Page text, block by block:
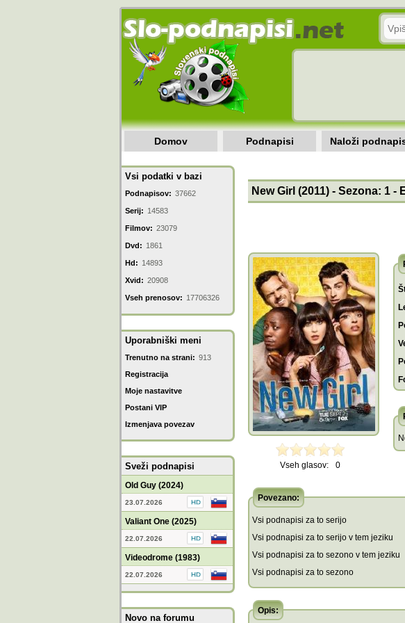
Domov Podnapisi Naloži
Vsi podatki v bazi
Podnapisov: 37662
Serij: 14583
Filmov: 23079
Dvd: 1861
Hd: 14893
Xvid: 20908
Vseh prenosov: 17706326
Uporabniški meni
Trenutno na strani: 913
Registracija
Moje nastavitve
Postani VIP
Izmenjava povezav
Sveži podnapisi
Old Guy (2024)
23.07.2026
Valiant One (2025)
22.07.2026
Videodrome (1983)
22.07.2026
Novo na forumu
New Girl (2011) - Sezona: 1 -
Vseh glasov: 0
Povezano:
Vsi podnapisi za to serijo
Vsi podnapisi za to serijo v tem jeziku
Vsi podnapisi za to sezono v tem jeziku
Vsi podnapisi za to sezono
Opis: